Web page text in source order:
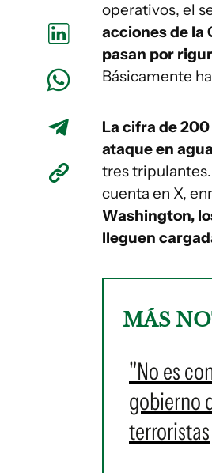
operativos, el
acciones de la
pasan por
Básicamente
La cifra de
ataque en
tres
cuenta en X,
Washington,
lleguen
MÁS
"No es
gobierno
terroristas